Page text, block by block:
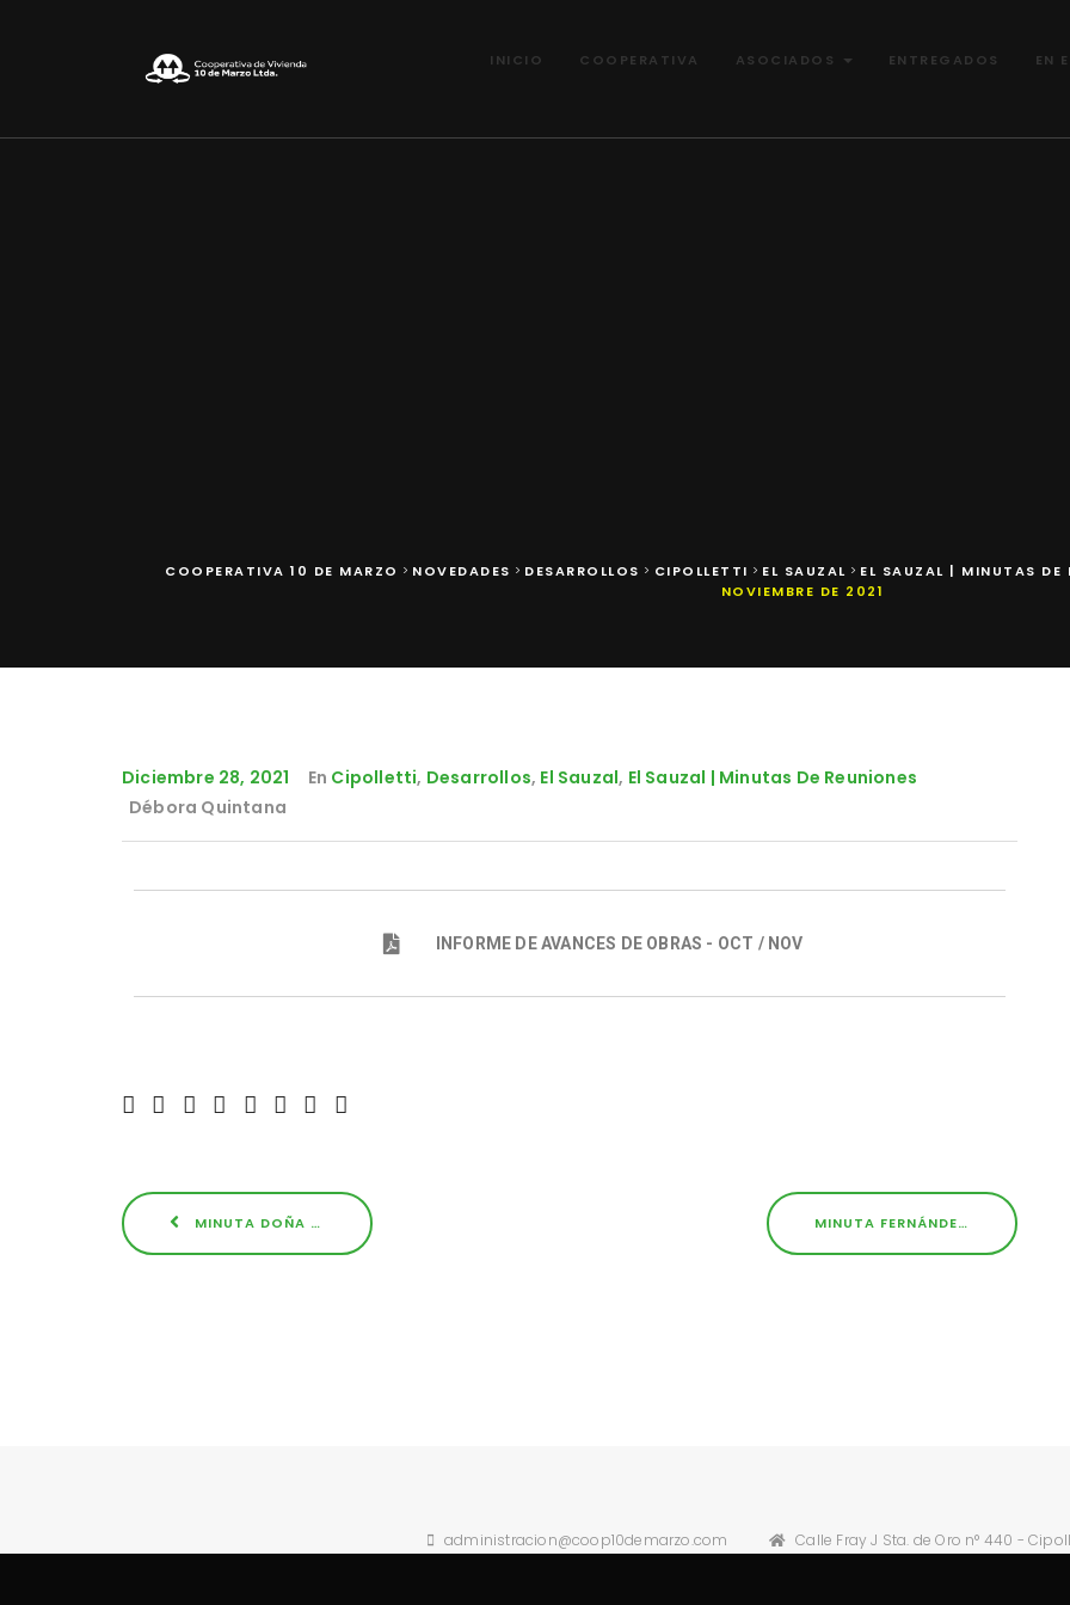
INICIO COOPERATIVA ASOCIADOS ENTREGADOS EN
COOPERATIVA 10 DE MARZO > NOVEDADES > DESARROLLOS > CIPOLLETTI > EL SAUZAL > EL SAUZAL | MINUTAS DE
NOVIEMBRE DE 2021
Diciembre 28, 2021 En Cipolletti, Desarrollos, El Sauzal, El Sauzal | Minutas De Reuniones
Débora Quintana
INFORME DE AVANCES DE OBRAS - OCT / NOV
MINUTA DOÑA MARI – OCTUBRE / NOVIEMBRE DE 2021 MINUTA FERNÁNDEZ ORO 3 – OCTUBRE / NOVIEMBRE DE 2021
administracion@coop10demarzo.com Calle Fray J Sta. de Oro n° 440 -